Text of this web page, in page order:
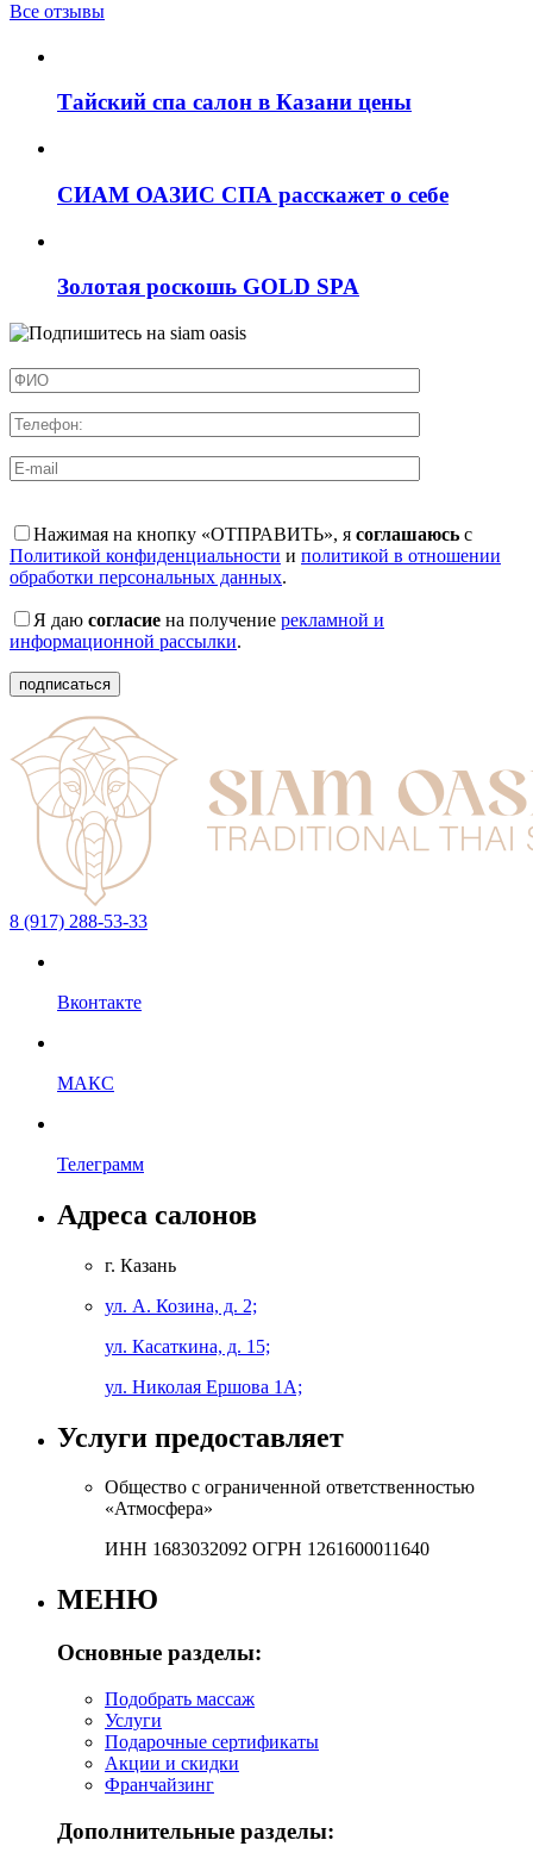
Все отзывы
Тайский спа салон в Казани цены
СИАМ ОАЗИС СПА расскажет о себе
Золотая роскошь GOLD SPA
Нажимая на кнопку «ОТПРАВИТЬ», я соглашаюсь с
Политикой конфиденциальности и политикой в отношении
обработки персональных данных.
Я даю согласие на получение рекламной и
информационной рассылки.
подписаться
8 (917) 288-53-33
Вконтакте
МАКС
Телеграмм
Адреса салонов
г. Казань
ул. А. Козина, д. 2;
ул. Касаткина, д. 15;
ул. Николая Ершова 1А;
Услуги предоставляет
Общество с ограниченной ответственностью
«Атмосфера»
ИНН 1683032092 ОГРН 1261600011640
МЕНЮ
Основные разделы:
Подобрать массаж
Услуги
Подарочные сертификаты
Акции и скидки
Франчайзинг
Дополнительные разделы: